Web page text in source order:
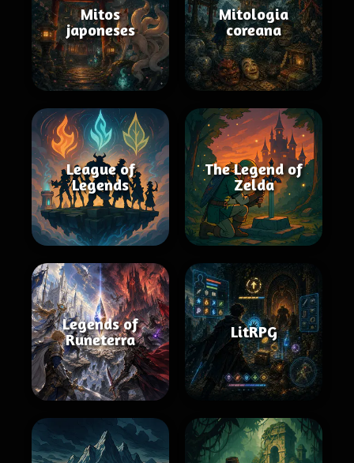
Mitos
japoneses
Mitologia
coreana
League of
Legends
The Legend of
Zelda
Legends of
Runeterra
LitRPG